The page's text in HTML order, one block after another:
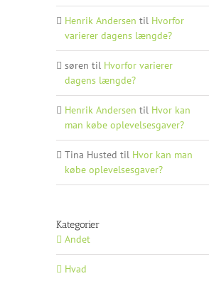
Henrik Andersen til Hvorfor
varierer dagens længde?
søren til Hvorfor varierer
dagens længde?
Henrik Andersen til Hvor kan
man købe oplevelsesgaver?
Tina Husted til Hvor kan man
købe oplevelsesgaver?
Kategorier
Andet
Hvad